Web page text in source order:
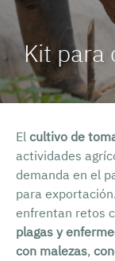
Kit para
El cultivo de
actividades
demanda en el
para
enfrentan retos
plagas y
con malezas,